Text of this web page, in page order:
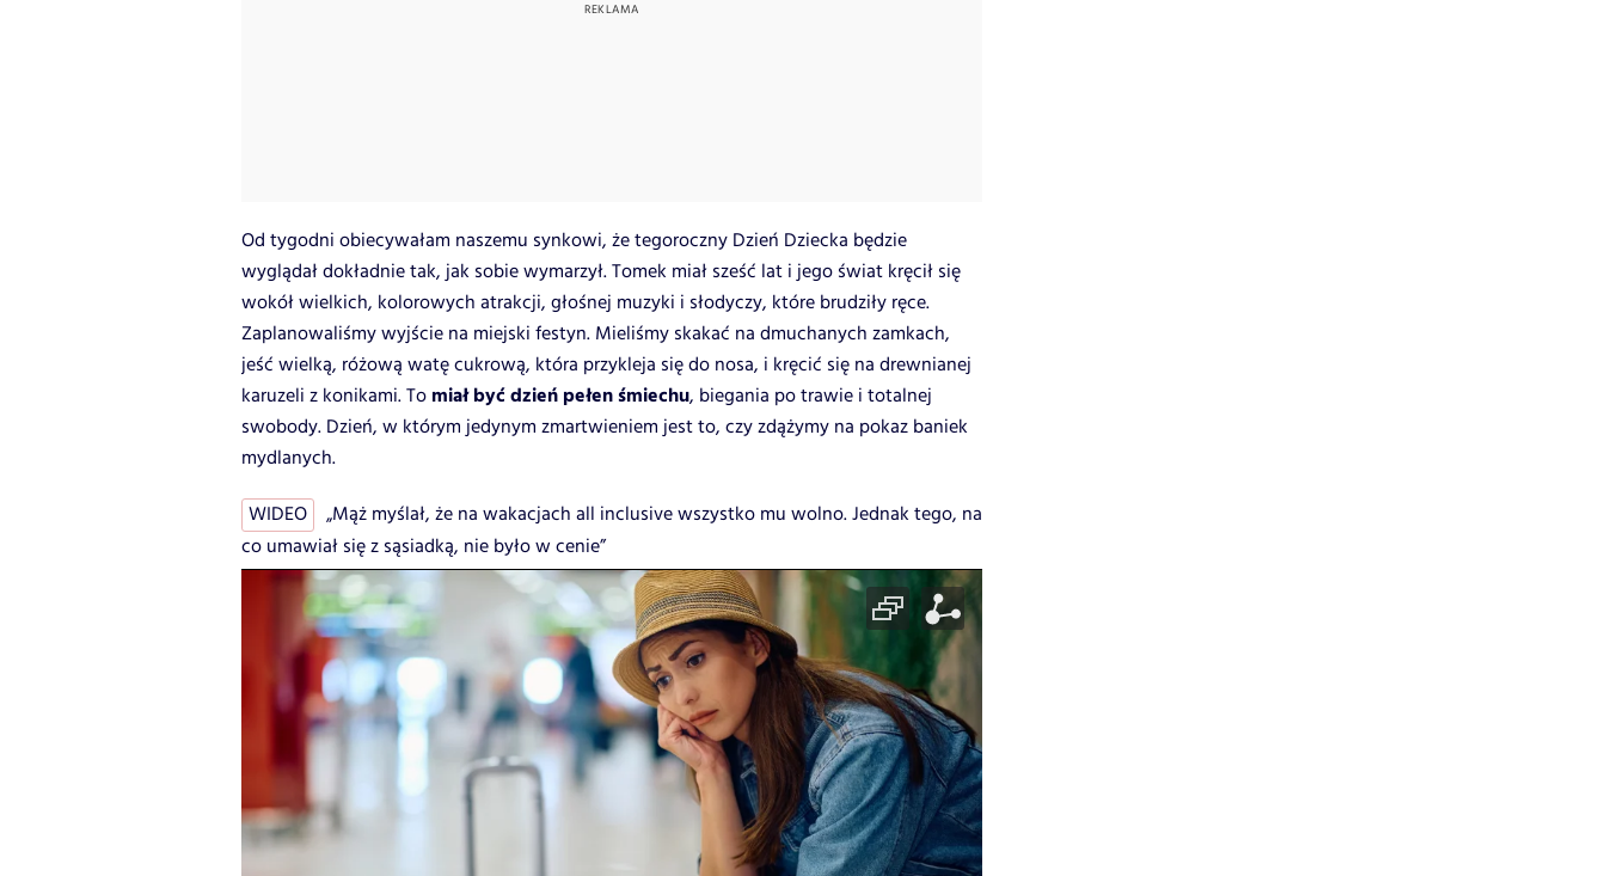
Od tygodni obiecywałam naszemu synkowi, że tegoroczny Dzień Dziecka będzie
wyglądał dokładnie tak, jak sobie wymarzył. Tomek miał sześć lat i jego świat kręcił się
wokół wielkich, kolorowych atrakcji, głośnej muzyki i słodyczy, które brudziły ręce.
Zaplanowaliśmy wyjście na miejski festyn. Mieliśmy skakać na dmuchanych zamkach,
jeść wielką, różową watę cukrową, która przykleja się do nosa, i kręcić się na drewnianej
karuzeli z konikami. To miał być dzień pełen śmiechu, biegania po trawie i totalnej
swobody. Dzień, w którym jedynym zmartwieniem jest to, czy zdążymy na pokaz baniek
mydlanych.
WIDEO
„Mąż myślał, że na wakacjach all inclusive wszystko mu wolno. Jednak tego, na
co umawiał się z sąsiadką, nie było w cenie”